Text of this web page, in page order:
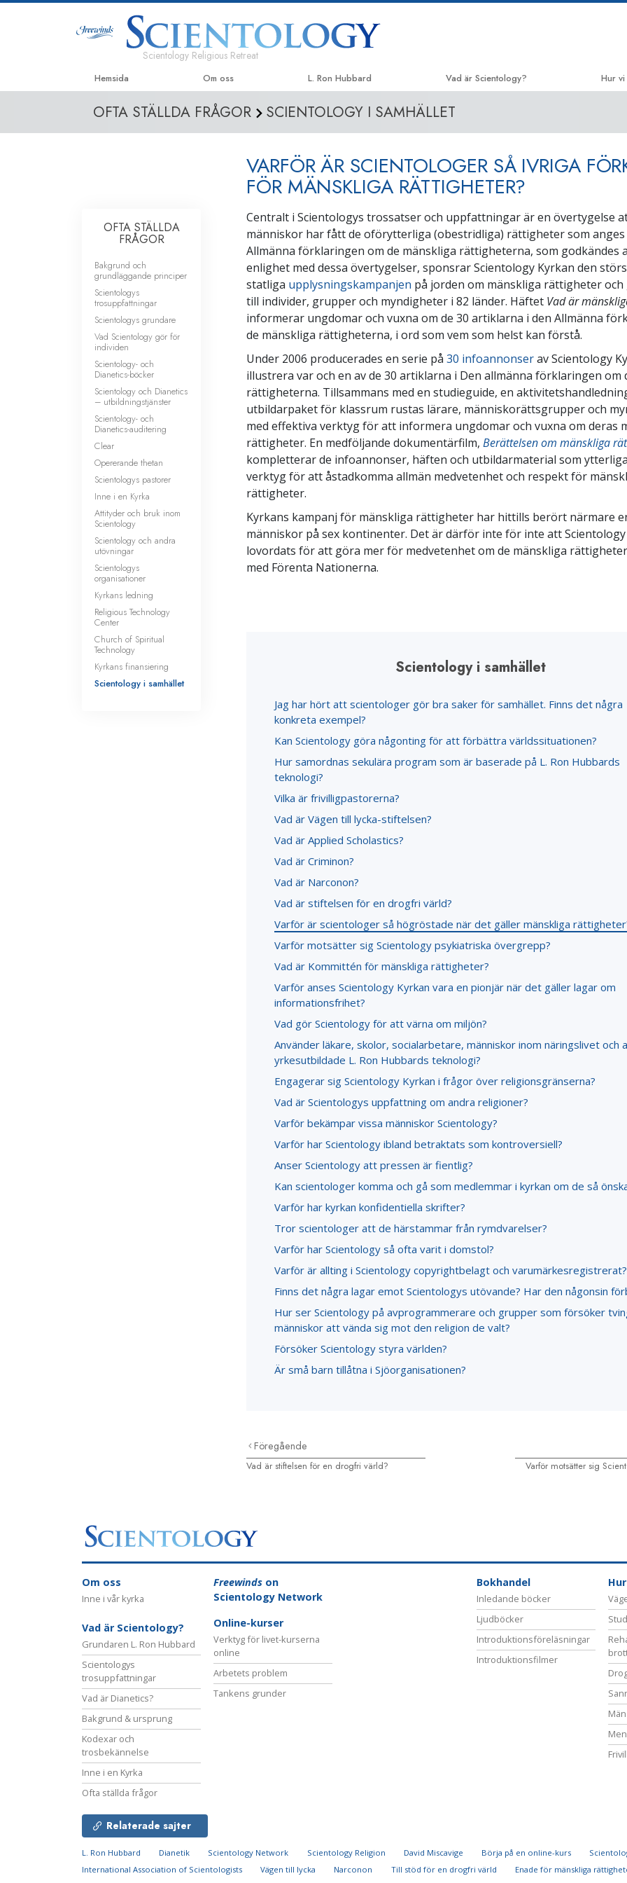
Scientology Religious Retreat
Hemsida Om oss L. Ron Hubbard Vad är Scientology?
Trossatser och religiösa bruk
Vad scientologer säger om
Scientology
Inne i en Kyrka
Scientologys grundprinciper
En introduktion till Dianetics
Kärlek och hat –
Vad är storhet?
Hur
OFTA STÄLLDA FRÅGOR SCIENTOLOGY I SAMHÄLLET
VARFÖR ÄR SCIENTOLOGER SÅ IVRIGA
FÖR MÄNSKLIGA RÄTTIGHETER?
Centralt i Scientologys trossatser och uppfattningar är en övertygelse
människor har fått de oförytterliga (obestridliga) rättigheter som anges
Allmänna förklaringen om de mänskliga rättigheterna, som godkändes
enlighet med dessa övertygelser, sponsrar Scientology Kyrkan den
statliga upplysningskampanjen på jorden om mänskliga rättigheter
till individer, grupper och myndigheter i 82 länder. Häftet Vad är
informerar ungdomar och vuxna om de 30 artiklarna i den Allmänna
de mänskliga rättigheterna, i ord som vem som helst kan förstå.
Under 2006 producerades en serie på 30 infoannonserav Scientology
illustrera var och en av de 30 artiklarna i Den allmänna förklaringen om
rättigheterna. Tillsammans med en studieguide, en
utbildarpaket för klassrum rustas lärare, människorättsgrupper och
med effektiva verktyg för att informera ungdomar och vuxna om deras
rättigheter. En medföljande dokumentärfilm, Berättelsen om mänskliga
kompletterar de infoannonser, häften och utbildarmaterial som
verktyg för att åstadkomma allmän medvetenhet och respekt för
rättigheter.
Kyrkans kampanj för mänskliga rättigheter har hittills berört närmare
människor på sex kontinenter. Det är därför inte för inte att
lovordats för att göra mer för medvetenhet om de mänskliga
med Förenta Nationerna.
Scientology i samhället
Jag har hört att scientologer gör bra saker för samhället. Finns det några
konkreta exempel?
Kan Scientology göra någonting för att förbättra världssituationen?
Hur samordnas sekulära program som är baserade på L. Ron Hubbards
teknologi?
Vilka är frivilligpastorerna?
Vad är Vägen till lycka-stiftelsen?
Vad är Applied Scholastics?
Vad är Criminon?
Vad är Narconon?
Vad är stiftelsen för en drogfri värld?
Varför är scientologer så högröstade när det gäller mänskliga
Varför motsätter sig Scientology psykiatriska övergrepp?
Vad är Kommittén för mänskliga rättigheter?
Varför anses Scientology Kyrkan vara en pionjär när det gäller lagar om
informationsfrihet?
Vad gör Scientology för att värna om miljön?
Använder läkare, skolor, socialarbetare, människor inom näringslivet och
yrkesutbildade L. Ron Hubbards teknologi?
Engagerar sig Scientology Kyrkan i frågor över religionsgränserna?
Vad är Scientologys uppfattning om andra religioner?
Varför bekämpar vissa människor Scientology?
Varför har Scientology ibland betraktats som kontroversiell?
Anser Scientology att pressen är fientlig?
Kan scientologer komma och gå som medlemmar i kyrkan om de så
Varför har kyrkan konfidentiella skrifter?
Tror scientologer att de härstammar från rymdvarelser?
Varför har Scientology så ofta varit i domstol?
Varför är allting i Scientology copyrightbelagt och varumärkesregistrerat?
Finns det några lagar emot Scientologys utövande? Har den någonsin
Hur ser Scientology på avprogrammerare och grupper som försöker
människor att vända sig mot den religion de valt?
Försöker Scientology styra världen?
Är små barn tillåtna i Sjöorganisationen?
Föregående
Vad är stiftelsen för en drogfri värld? Varför motsätter sig
OFTA STÄLLDA
FRÅGOR
Bakgrund och
grundläggande principer
Scientologys
trosuppfattningar
Scientologys grundare
Vad Scientology gör för
individen
Scientology- och
Dianetics-böcker
Scientology och Dianetics
– utbildningstjänster
Scientology- och
Dianetics-auditering
Clear
Opererande thetan
Scientologys pastorer
Inne i en Kyrka
Attityder och bruk inom
Scientology
Scientology och andra
utövningar
Scientologys
organisationer
Kyrkans ledning
Religious Technology
Center
Church of Spiritual
Technology
Kyrkans finansiering
Scientology i samhället
Om oss
Inne i vår kyrka
Vad är Scientology?
Grundaren L. Ron Hubbard
Scientologys
trosuppfattningar
Vad är Dianetics?
Bakgrund & ursprung
Kodexar och
trosbekännelse
Inne i en Kyrka
Ofta ställda frågor
Freewinds on
Scientology Network
Online-kurser
Verktyg för livet-kurserna
online
Arbetets problem
Tankens grunder
Bokhandel
Inledande böcker
Ljudböcker
Introduktionsföreläsningar
Introduktionsfilmer
Relaterade sajter
L. Ron Hubbard Dianetik Scientology Network Scientology Religion David Miscavige Börja på en online-kurs
International Association of Scientologists
Vägen till lycka Narconon Till stöd för en drogfri värld
Enade för mänskliga